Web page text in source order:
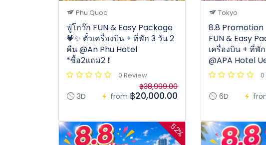
Phu Quoc
ฟู่โกว๊ก FUN & Easy Package
💗✨ ตั๋วเครื่องบิน + ที่พัก 3 วัน 2
คืน @An Phu Hotel
*ซื้อ2แถม2 ❗️
0 Review
3D from
฿38,999.00
฿20,000.00
Tokyo
8.8 Promotion
FUN & Easy
เครื่องบิน + ที่พั
@APA Hotel
6D
52%